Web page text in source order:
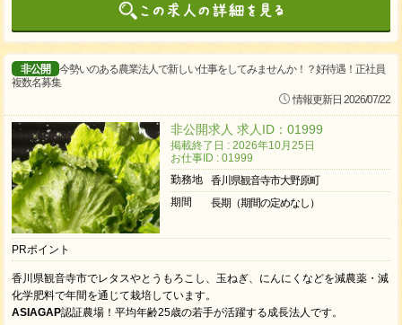
非公開
今勢いのある農業法人で新しい仕事をしてみませんか！？好待遇！正社員
複数名募集
情報更新日 2026/07/22
非公開求人 求人ID：01999
掲載終了日 : 2026年10月25日
お仕事ID : 01999
勤務地
香川県観音寺市大野原町
期間
長期（期間の定めなし）
PRポイント
香川県観音寺市でレタスやとうもろこし、玉ねぎ、にんにくなどを減農薬・減
化学肥料で年間を通じて栽培しています。
ASIAGAP認証農場！平均年齢25歳の若手が活躍する成長法人です。